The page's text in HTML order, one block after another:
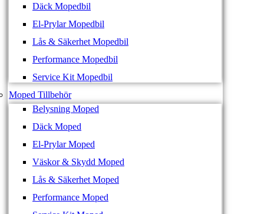
Däck Mopedbil
El-Prylar Mopedbil
Lås & Säkerhet Mopedbil
Performance Mopedbil
Service Kit Mopedbil
Moped Tillbehör
Belysning Moped
Däck Moped
El-Prylar Moped
Väskor & Skydd Moped
Lås & Säkerhet Moped
Performance Moped